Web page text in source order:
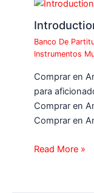
Banco De
Instrumentos
Comprar en
para
Comprar en
Comprar en
Read More »